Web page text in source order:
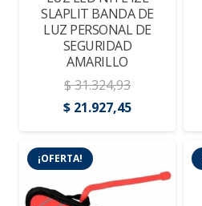
SLAPLIT BANDA DE
LUZ PERSONAL DE
SEGURIDAD
AMARILLO
$31.324,93
El
precio
original
era:
$ 31.324,93.
$ 21.927,45El
precio
es:
¡OFERTA!